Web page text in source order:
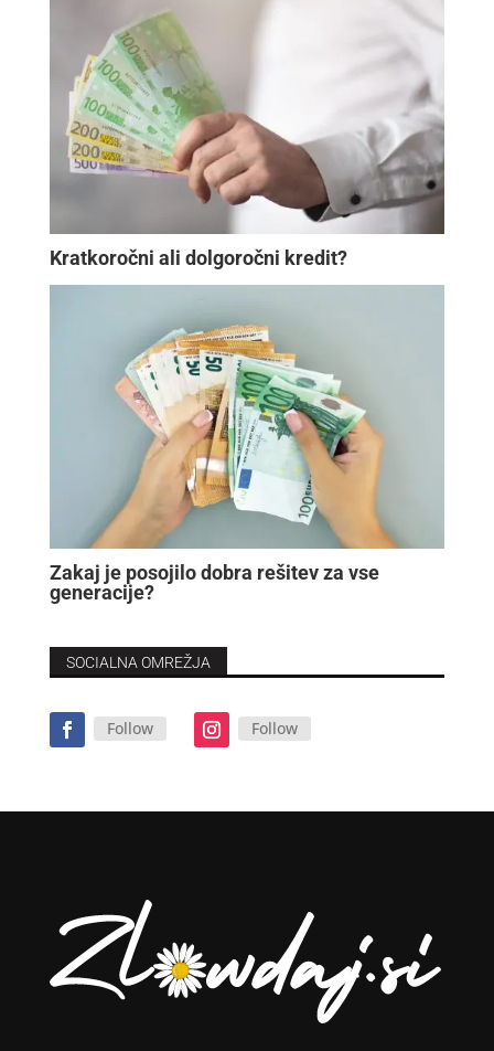
Kratkoročni ali dolgoročni kredit?
Zakaj je posojilo dobra rešitev za vse
generacije?
SOCIALNA OMREŽJA
Follow Follow